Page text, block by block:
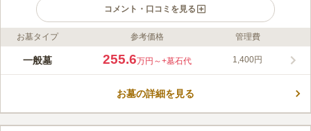
コメント・口コミを見る
ライフドット編集部のコメント
都立 染井霊園は、春になるとソメイヨシノが咲き誇り、優しい
小規模ですが、明治7年に開園されたという歴史があり伝統的な
口コミ評価
お墓タイプ 参考価格 管理費
一般墓 255.6万円～+墓石代 1,400円
お墓の詳細を見る